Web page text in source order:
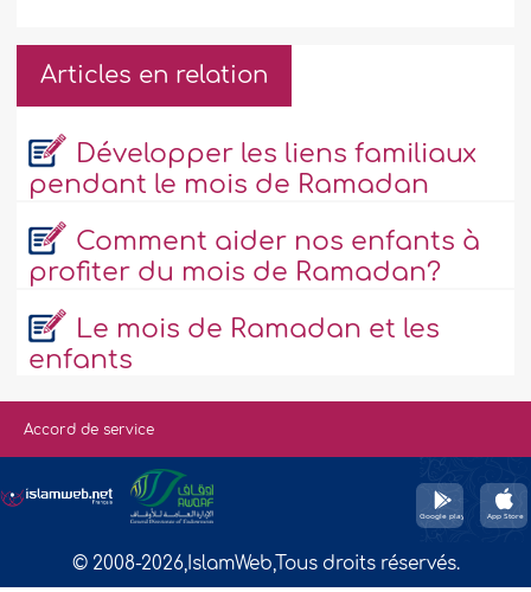
Articles en relation
Développer les liens familiaux
pendant le mois de Ramadan
Comment aider nos enfants à
profiter du mois de Ramadan?
Le mois de Ramadan et les
enfants
Accord de service
© 2008-2026,IslamWeb,Tous droits réservés.